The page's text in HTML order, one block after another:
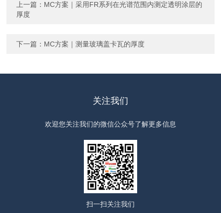
上一篇： MC方案｜采用FR系列在光谱范围内测定透明涂层的
厚度
下一篇： MC方案｜测量玻璃盖卡瓦的厚度
关注我们
欢迎您关注我们的微信公众号了解更多信息
扫一扫关注我们